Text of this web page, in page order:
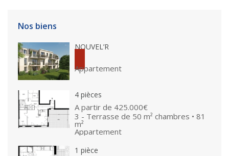
Nos biens
NOUVEL’R
Appartement
4 pièces
A partir de 425.000€
3 - Terrasse de 50 m² chambres • 81
m²
Appartement
1 pièce